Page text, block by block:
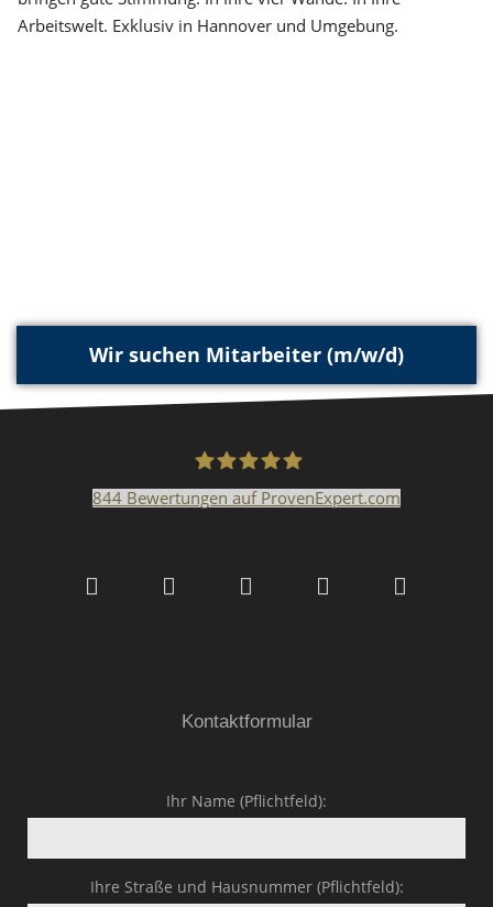
Arbeitswelt. Exklusiv in Hannover und Umgebung.
Wir suchen Mitarbeiter (m/w/d)
GmbH & Co.KG
844 Bewertungen auf ProvenExpert.com
Kontaktformular
Ihr Name (Pflichtfeld):
Ihre Straße und Hausnummer (Pflichtfeld):